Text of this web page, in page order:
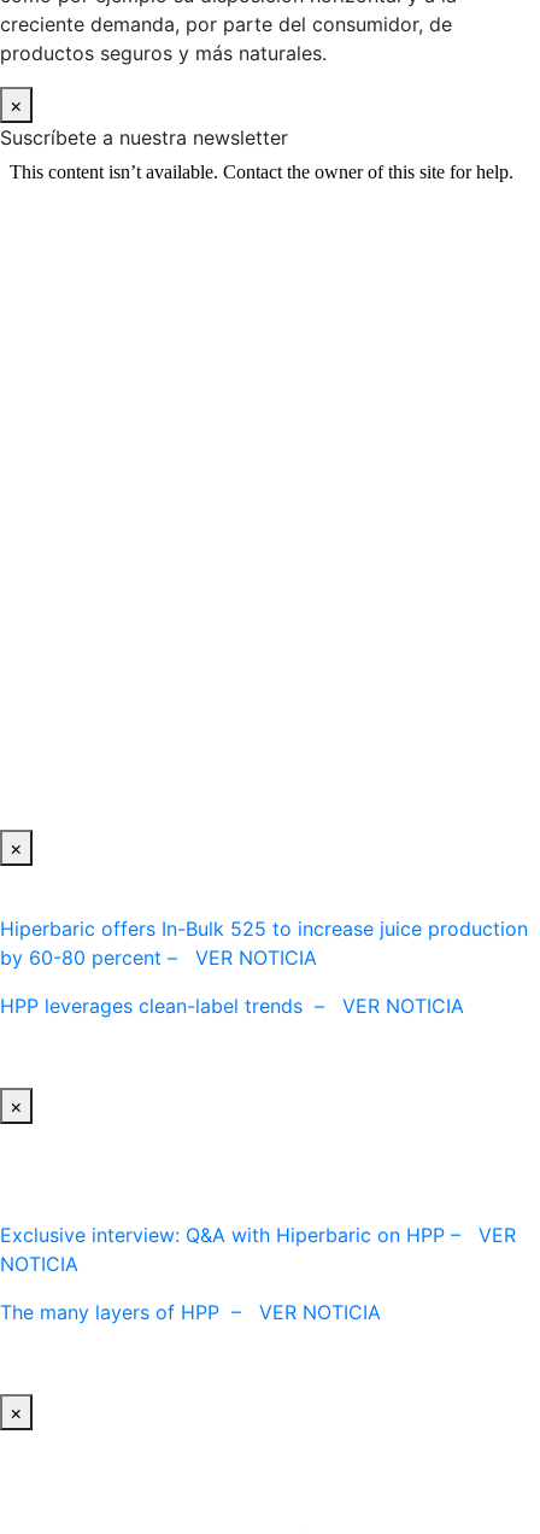
creciente demanda, por parte del consumidor, de
productos seguros y más naturales.
×
Suscríbete a nuestra newsletter
×
Hiperbaric offers In-Bulk 525 to increase juice production
by 60-80 percent – VER NOTICIA
HPP leverages clean-label trends – VER NOTICIA
×
Exclusive interview: Q&A with Hiperbaric on HPP – VER
NOTICIA
The many layers of HPP – VER NOTICIA
×